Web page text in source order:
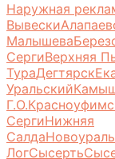
Наружная
Вывески
Малышева
СергиВерхняя
ТураДегтярск
Уральский
Г.О.
СергиНижняя
Салда
ЛогСысерть